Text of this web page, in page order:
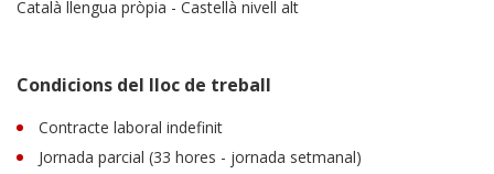
Català llengua pròpia - Castellà nivell alt
Condicions del lloc de treball
Contracte laboral indefinit
Jornada parcial (33 hores - jornada setmanal)